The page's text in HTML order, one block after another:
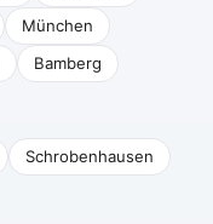
München
Bamberg
Schrobenhausen